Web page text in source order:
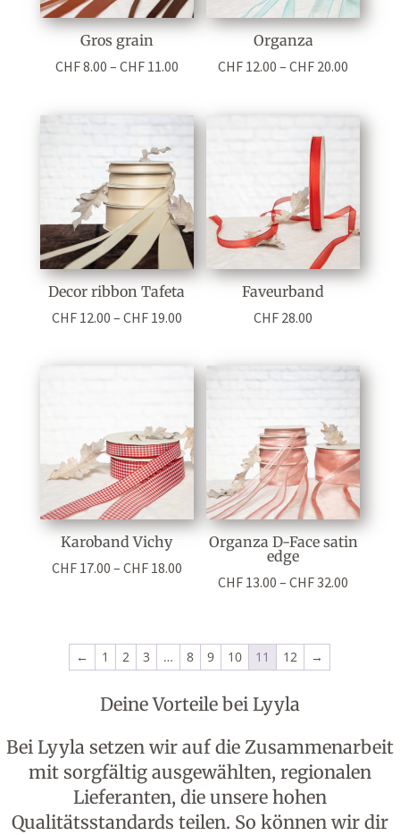
Gros grain
CHF8.00 – CHF11.00Preisspanne:
bis
Organza
CHF 12.00 –CHF 20.00
bis
Decor ribbon Tafeta
CHF12.00 – CHF19.00Preisspanne:
bis
Faveurband
CHF 28.00
Karoband Vichy
CHF17.00 – CHF18.00Preisspanne:
CHF 17.00
Organza D-Face satin
edge
CHF 13.00 –CHF32.00
← 1 2 3 … 8 9 10 11 12 →
Deine Vorteile bei Lyyla
Bei Lyyla setzen wir auf die Zusammenarbeit
mit sorgfältig ausgewählten, regionalen
Lieferanten, die unsere hohen
Qualitätsstandards teilen. So können wir dir